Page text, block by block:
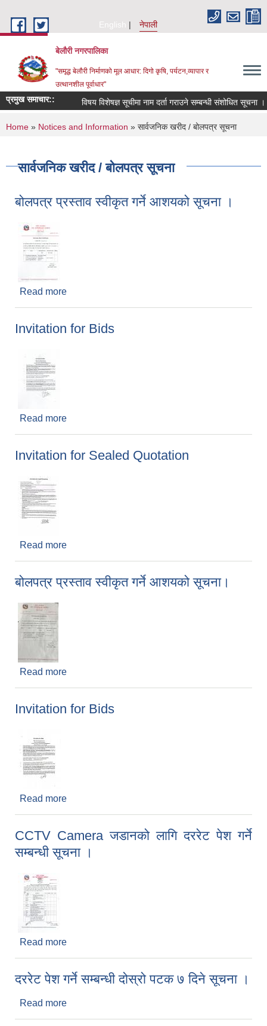
English
नेपाली
बेलौरी नगरपालिका
"समृद्ध बेलौरी निर्माणको मूल आधार: दिगो कृषि, पर्यटन,व्यापार र
उत्थानशील पूर्वाधार"
प्रमुख समाचार:: विषय विशेषज्ञ सूचीमा नाम दर्ता गराउने सम्बन्धी संशोधित सूचना ।
You are here
Home » Notices and Information » सार्वजनिक खरीद / बोलपत्र सूचना
सार्वजनिक खरीद / बोलपत्र सूचना
बोलपत्र प्रस्ताव स्वीकृत गर्ने आशयको सूचना ।
Read more
Invitation for Bids
Read more
Invitation for Sealed Quotation
Read more
बोलपत्र प्रस्ताव स्वीकृत गर्ने आशयको सूचना।
Read more
Invitation for Bids
Read more
CCTV Camera जडानको लागि दररेट पेश गर्ने
सम्बन्धी सूचना ।
Read more
दररेट पेश गर्ने सम्बन्धी दोस्रो पटक ७ दिने सूचना ।
Read more